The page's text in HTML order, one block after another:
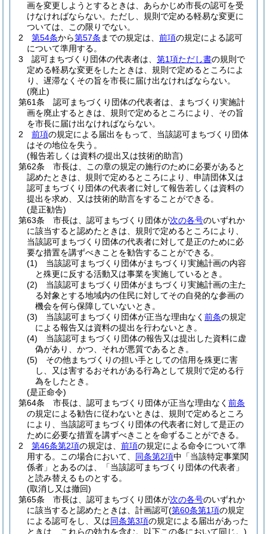
画を変更しようとするときは、あらかじめ市長の認可を受
けなければならない。 ただし、規則で定める軽易な変更に
ついては、この限りでない。
2
第54条から第57条 までの規定は、 前項の規定による認可
について準用する。
3
認可まちづくり団体の代表者は、 第1項ただし書の規則で
定める軽易な変更をしたときは、規則で定めるところによ
り、遅滞なくその旨を市長に届け出なければならない。
(廃止)
第61条
認可まちづくり団体の代表者は、まちづくり実施計
画を廃止するときは、規則で定めるところにより、その旨
を市長に届け出なければならない。
2
前項の規定による届出をもって、当該認可まちづくり団体
はその地位を失う。
(報告若しくは資料の提出又は技術的助言)
第62条
市長は、この章の規定の施行のために必要があると
認めたときは、規則で定めるところにより、申請団体又は
認可まちづくり団体の代表者に対して報告若しくは資料の
提出を求め、又は技術的助言をすることができる。
(是正勧告)
第63条
市長は、認可まちづくり団体が次の各号のいずれか
に該当すると認めたときは、規則で定めるところにより、
当該認可まちづくり団体の代表者に対して是正のために必
要な措置を講ずべきことを勧告することができる。
(1)
当該認可まちづくり団体がまちづくり実施計画の内容
と殊更に反する活動又は事業を実施しているとき。
(2)
当該認可まちづくり団体がまちづくり実施計画の主た
る対象とする地域内の住民に対してその自発的な参画の
機会を何ら保障していないとき。
(3)
当該認可まちづくり団体が正当な理由なく 前条の規定
による報告又は資料の提出を行わないとき。
(4)
当該認可まちづくり団体の報告又は提出した資料に虚
偽があり、かつ、それが悪質であるとき。
(5)
その他まちづくりの担い手としての信用を殊更に害
し、又は害するおそれがある行為として規則で定める行
為をしたとき。
(是正命令)
第64条
市長は、認可まちづくり団体が正当な理由なく 前条
の規定による勧告に従わないときは、規則で定めるところ
により、当該認可まちづくり団体の代表者に対して是正の
ために必要な措置を講ずべきことを命ずることができる。
2
第46条第2項の規定は、 前項の規定による命令について準
用する。
この場合において、 同条第2項中「当該特定事業関
係者」とあるのは、「当該認可まちづくり団体の代表者」
と読み替えるものとする。
(取消し又は撤回)
第65条
市長は、認可まちづくり団体が次の各号のいずれか
に該当すると認めたときは、計画認可(第60条第1項の規定
による認可をし、又は同条第3項の規定による届出があった
ときは、これらの効力を含む。以下この条において同じ。)